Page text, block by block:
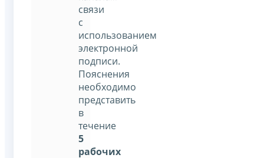
связи
с
использованием
электронной
подписи.
Пояснения
необходимо
представить
в
течение
5
рабочих